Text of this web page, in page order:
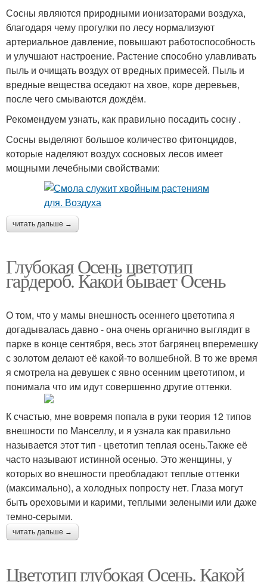
Сосны являются природными ионизаторами воздуха,
благодаря чему прогулки по лесу нормализуют
артериальное давление, повышают работоспособность
и улучшают настроение. Растение способно улавливать
пыль и очищать воздух от вредных примесей. Пыль и
вредные вещества оседают на хвое, коре деревьев,
после чего смываются дождём.
Рекомендуем узнать, как правильно посадить сосну .
Сосны выделяют большое количество фитонцидов,
которые наделяют воздух сосновых лесов имеет
мощными лечебными свойствами:
читать дальше →
Глубокая Осень цветотип
гардероб. Какой бывает Осень
О том, что у мамы внешность осеннего цветотипа я
догадывалась давно - она очень органично выглядит в
парке в конце сентября, весь этот багрянец вперемешку
с золотом делают её какой-то волшебной. В то же время
я смотрела на девушек с явно осенним цветотипом, и
понимала что им идут совершенно другие оттенки.
К счастью, мне вовремя попала в руки теория 12 типов
внешности по Манселлу, и я узнала как правильно
называется этот тип - цветотип теплая осень.Также её
часто называют истинной осенью. Это женщины, у
которых во внешности преобладают теплые оттенки
(максимально), а холодных попросту нет. Глаза могут
быть ореховыми и карими, теплыми зелеными или даже
темно-серыми.
читать дальше →
Цветотип глубокая Осень. Какой